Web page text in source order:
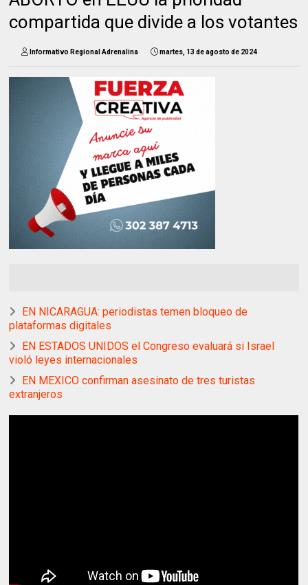
compartida que divide a los votantes
Informativo Regional Adrenalina martes, 13 de agosto de 2024
EN NICARAGUA: periodistas temen bloqueo de
plataformas digitales
EN ESTADOS UNIDOS el Congreso evaluará si Israel
violó leyes internacionales
EN MEXICO confirman asesinato de tres turistas
extranjeros